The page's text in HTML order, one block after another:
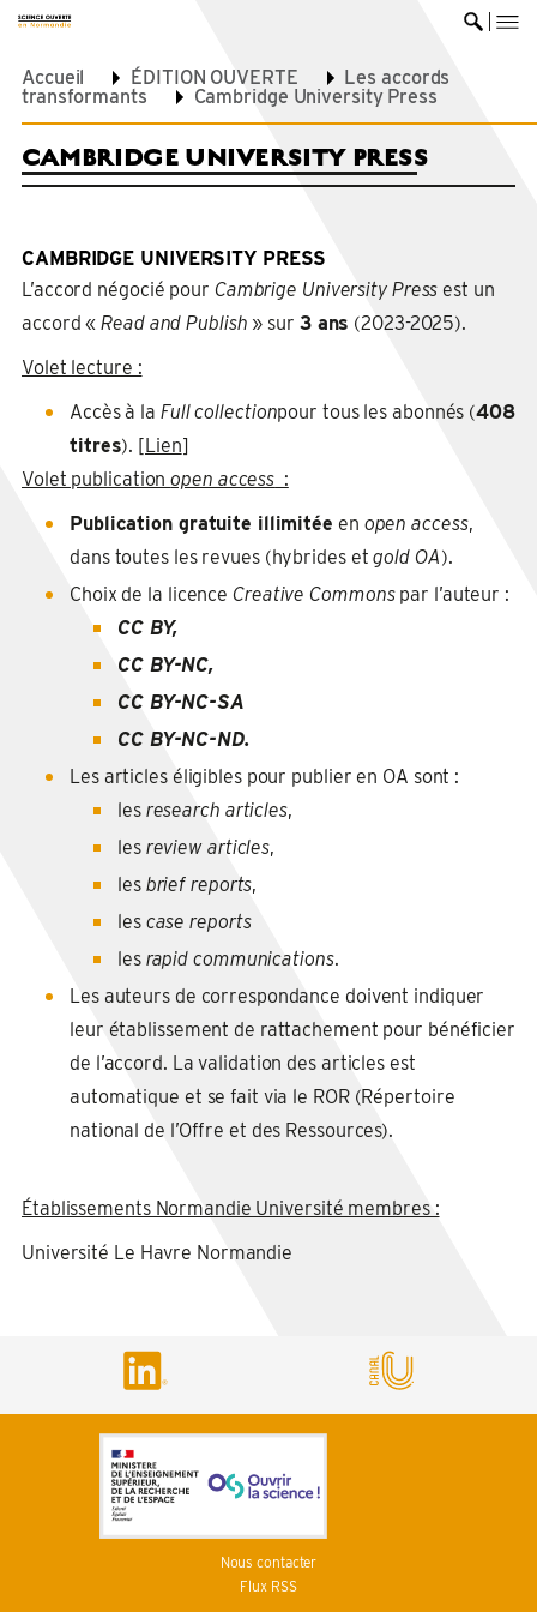
Accueil ÉDITION OUVERTE
Les accords
transformants
Cambridge University Press
CAMBRIDGE UNIVERSITY PRESS
CAMBRIDGE UNIVERSITY PRESS
L’accord négocié pour Cambrige University Press est un
accord «Read and Publish » sur 3 ans (2023-2025).
Volet lecture :
Accès à la Full collectionpour tous les abonnés (408
titres). [Lien]
Volet publicationopen access :
Publication gratuite illimitée en open access,
dans toutes les revues (hybrides etgold OA).
Choix de la licence Creative Commonspar l’auteur :
CC BY,
CC BY-NC,
CC BY-NC-SA
CC BY-NC-ND.
Les articles éligibles pour publier en OA sont :
les research articles,
les review articles,
les brief reports,
les case reports
les rapid communications.
Les auteurs de correspondance doivent indiquer
leur établissement de rattachement pour bénéficier
de l’accord. La validation des articles est
automatique et se fait via le ROR (Répertoire
national de l’Offre et des Ressources).
Établissements Normandie Université membres :
Université Le Havre Normandie
Nous contacter
Flux RSS